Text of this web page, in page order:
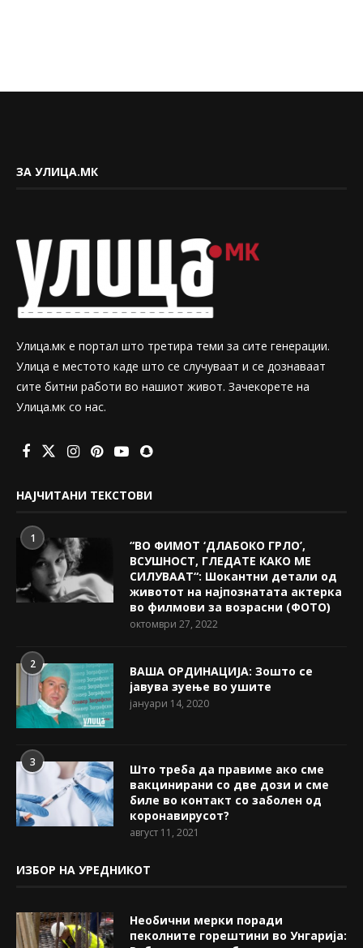
ЗА УЛИЦА.МК
Улица.мк е портал што третира теми за сите генерации.
Улица е местото каде што се случуваат и се дознаваат
сите битни работи во нашиот живот. Зачекорете на
Улица.мк со нас.
НАЈЧИТАНИ ТЕКСТОВИ
1
“ВО ФИМОТ ‘ДЛАБОКО ГРЛО’,
ВСУШНОСТ, ГЛЕДАТЕ КАКО МЕ
СИЛУВААТ“: Шокантни детали од
животот на најпознатата актерка
во филмови за возрасни (ФОТО)
октомври 27, 2022
2
ВАША ОРДИНАЦИЈА: Зошто се
јавува зуење во ушите
јануари 14, 2020
3
Што треба да правиме ако сме
вакцинирани со две дози и сме
биле во контакт со заболен од
коронавирусот?
август 11, 2021
ИЗБОР НА УРЕДНИКОТ
Необични мерки поради
пеколните горештини во Унгарија: